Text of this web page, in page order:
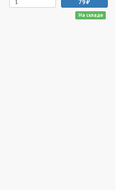
79
На складе